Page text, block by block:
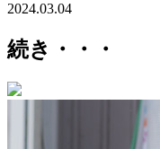
2024.03.04
続き・・・